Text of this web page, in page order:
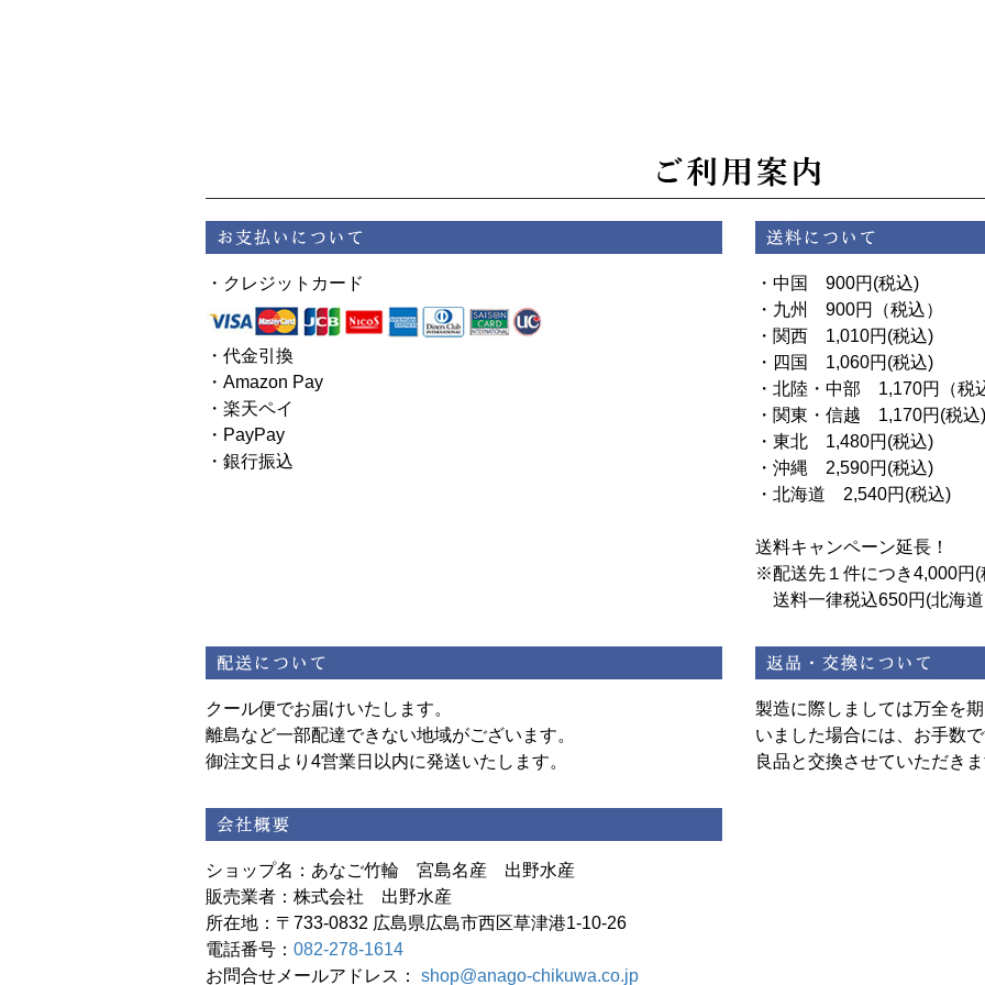
・クレジットカード
・代金引換
・Amazon Pay
・楽天ペイ
・PayPay
・銀行振込
・中国 900円(税込)
・九州 900円（税込）
・関西 1,010円(税込)
・四国 1,060円(税込)
・北陸・中部 1,170円（税
・関東・信越 1,170円(税込)
・東北 1,480円(税込)
・沖縄 2,590円(税込)
・北海道 2,540円(税込)
送料キャンペーン延長！
※配送先１件につき4,000円(
送料一律税込650円(北海
クール便でお届けいたします。
離島など一部配達できない地域がございます。
御注文日より4営業日以内に発送いたします。
製造に際しましては万全を
いました場合には、お手数
良品と交換させていただき
ショップ名：あなご竹輪 宮島名産 出野水産
販売業者：株式会社 出野水産
所在地：〒733-0832 広島県広島市西区草津港1-10-26
電話番号： 082-278-1614
お問合せメールアドレス： shop@anago-chikuwa.co.jp